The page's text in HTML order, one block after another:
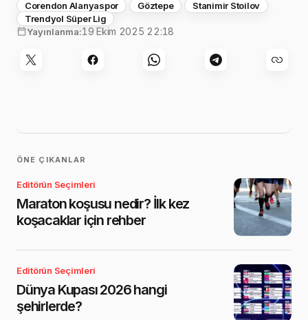
Corendon Alanyaspor Göztepe
Stanimir Stoilov
Trendyol Süper Lig
Yayınlanma:19 Ekim 2025 22:18
ÖNE ÇIKANLAR
Editörün Seçimleri
Maraton koşusu nedir? İlk kez
koşacaklar için rehber
Editörün Seçimleri
Dünya Kupası 2026 hangi
şehirlerde?